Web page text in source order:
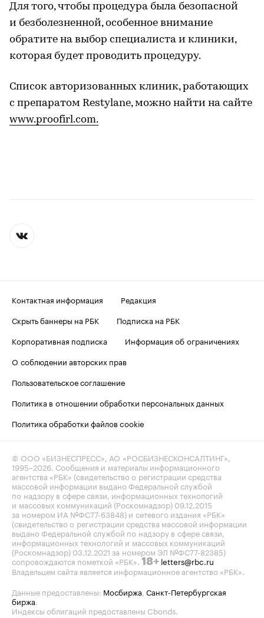
Для того, чтобы процедура была безопасной
и безболезненной, особенное внимание
обратите на выбор специалиста и клиники,
которая будет проводить процедуру.
Список авторизованных клиник, работающих
с препаратом Restylane, можно найти на сайте
www.proofirl.com.
Контактная информация
Редакция
Скрыть баннеры на РБК
Подписка на РБК
Корпоративная подписка
Информация об ограничениях
О соблюдении авторских прав
Пользовательское соглашение
Политика в отношении обработки персональных данных
Политика обработки файлов cookie
© ООО «БИЗНЕСПРЕСС», АО «РОСБИЗНЕСКОНСАЛТИНГ»,
1995–2026 . Сообщения и материалы информационного
агентства «РБК» (свидетельство о регистрации средства
массовой информации выдано Федеральной службой
по надзору в сфере связи, информационных технологий
и массовых коммуникаций (Роскомнадзор) 09.12.2015
за номером ИА №ФС77-63848) и сетевого издания «РБК»
(свидетельство о регистрации средства массовой информации
выдано Федеральной службой по надзору в сфере связи,
информационных технологий и массовых коммуникаций
(Роскомнадзор) 03.12.2021 за номером ЭЛ №ФС77-82385)
сопровождаются пометкой «РБК». 18+ letters@rbc.ru
Владельцем сайта является информационное агентство «РБК».
Данные предоставлены: Мосбиржа Санкт-Петербургская
биржа
Индексы облигаций предоставлены Cbonds.